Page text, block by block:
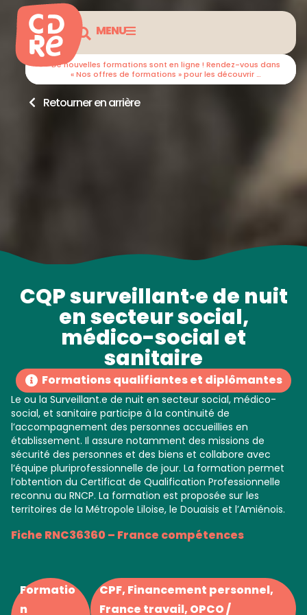
MENU
De nouvelles formations sont en ligne ! Rendez-vous dans
« Nos offres de formations » pour les découvrir …
Retourner en arrière
CQP surveillant·e de nuit
en secteur social,
médico-social et
sanitaire
Formations qualifiantes et diplômantes
Le ou la Surveillant.e de nuit en secteur social, médico-
social, et sanitaire participe à la continuité de
l’accompagnement des personnes accueillies en
établissement. Il assure notamment des missions de
sécurité des personnes et des biens et collabore avec
l’équipe pluriprofessionnelle de jour. La formation permet
l’obtention du Certificat de Qualification Professionnelle
reconnu au RNCP. La formation est proposée sur les
territoires de la Métropole Liloise, le Douaisis et l’Amiénois.
Fiche RNC36360 – France compétences
Formatio
n
CPF, Financement personnel,
France travail, OPCO /